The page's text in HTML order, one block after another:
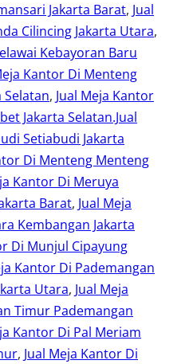
Jakarta Barat, Jual
Cilincing Jakarta Utara
Kebayoran Baru
Kantor Di Menteng
Selatan, Jual Meja Kantor
Jakarta Selatan.Jual
Setiabudi Jakarta
Di Menteng Menteng
Kantor Di Meruya
Barat, Jual Meja
Kembangan Jakarta
Di Munjul Cipayung
Kantor Di Pademangan
Utara, Jual Meja
Timur Pademangan
Kantor Di Pal Meriam
, Jual Meja Kantor Di